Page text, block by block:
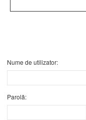
Nume de utilizator:
Parolă: